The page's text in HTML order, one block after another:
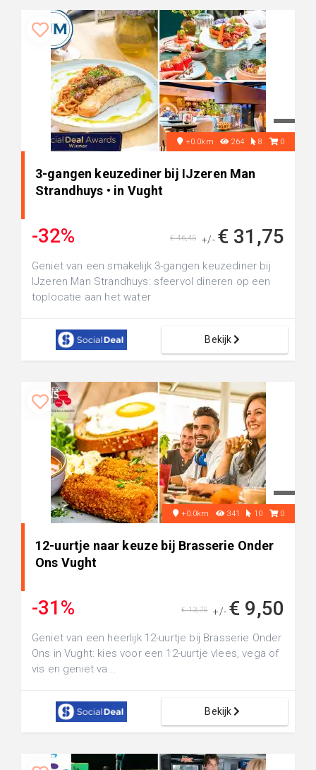
+0.0km 264 8 0
3-gangen keuzediner bij IJzeren Man
Strandhuys • in Vught
-32% +/- € 31,75
€ 46,45
Geniet van een smakelijk 3-gangen keuzediner bij
IJzeren Man Strandhuys: sfeervol dineren op een
toplocatie aan het water
Bekijk
+0.0km 341 10 0
12-uurtje naar keuze bij Brasserie Onder
Ons Vught
-31% +/- € 9,50
€ 13,75
Geniet van een heerlijk 12-uurtje bij Brasserie Onder
Ons in Vught: kies voor een 12-uurtje vlees, vega of
vis en geniet va...
Bekijk